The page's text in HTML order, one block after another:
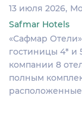
13 июля 2026
Safmar Hotels
«Сафмар
гостиницы 4* и
компании 8
полным